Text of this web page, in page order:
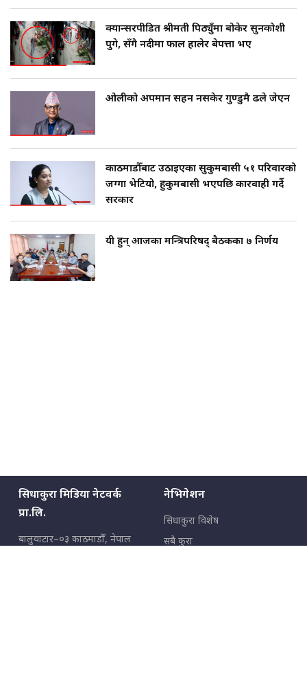
क्यान्सरपीडित श्रीमती पिठ्युँमा बोकेर सुनकोशी
पुगे, सँगै नदीमा फाल हालेर बेपत्ता भए
ओलीको अपमान सहन नसकेर गुण्डुमै ढले जेएन
काठमाडौँबाट उठाइएका सुकुमबासी ५१ परिवारको
जग्गा भेटियो, हुकुमबासी भएपछि कारवाही गर्दै
सरकार
यी हुन् आजका मन्त्रिपरिषद् बैठकका ७ निर्णय
सिधाकुरा मिडिया नेटवर्क
प्रा.लि.
बालुवाटार–०३ काठमाडौँ, नेपाल
नेभिगेशन
सिधाकुरा विशेष
सबै कुरा